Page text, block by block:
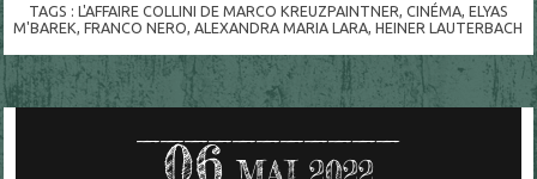
TAGS : L'AFFAIRE COLLINI DE MARCO KREUZPAINTNER CINÉMA, ELYAS
M'BAREK ,FRANCO NERO ALEXANDRA MARIA LARA ,HEINER LAUTERBACH